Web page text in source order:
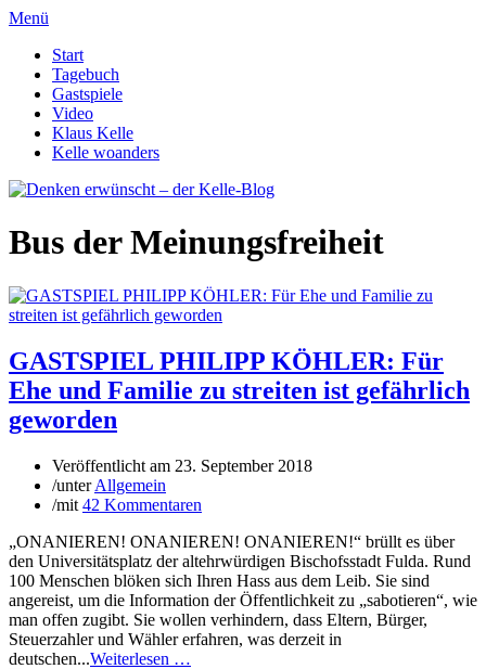
Menü
Start
Tagebuch
Gastspiele
Video
Klaus Kelle
Kelle woanders
Bus der Meinungsfreiheit
GASTSPIEL PHILIPP KÖHLER: Für
Ehe und Familie zu streiten ist gefährlich
geworden
Veröffentlicht am 23. September 2018
/unterAllgemein
/mit 42 Kommentaren
„ONANIEREN! ONANIEREN! ONANIEREN!“ brüllt es über
den Universitätsplatz der altehrwürdigen Bischofsstadt Fulda. Rund
100 Menschen blöken sich Ihren Hass aus dem Leib. Sie sind
angereist, um die Information der Öffentlichkeit zu „sabotieren“, wie
man offen zugibt. Sie wollen verhindern, dass Eltern, Bürger,
Steuerzahler und Wähler erfahren, was derzeit in
deutschen...Weiterlesen …